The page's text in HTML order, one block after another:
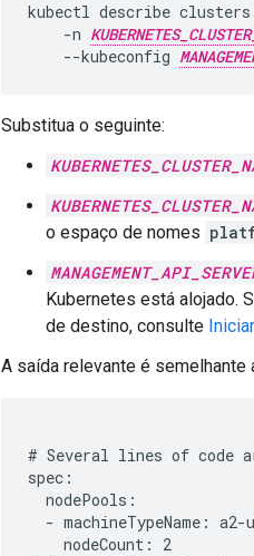
kubectl describe
-n
--kubeconfig
Substitua o seguinte:
o espaço de nomes
Kubernetes está alojado.
de destino, consulte
A saída relevante é semelhante
# Several lines of code
spec:
  nodePools:
- machineTypeName: a2-
    nodeCount: 2